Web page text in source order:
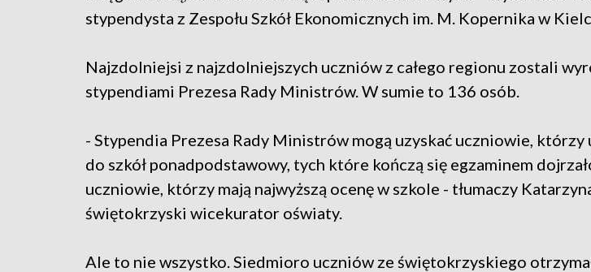
stypendysta z Zespołu Szkół Ekonomicznych im. M. Kopernika w
Najzdolniejsi z najzdolniejszych uczniów z całego regionu zostali
stypendiami Prezesa Rady Ministrów. W sumie to 136 osób.
- Stypendia Prezesa Rady Ministrów mogą uzyskać uczniowie, którzy
do szkół ponadpodstawowy, tych które kończą się egzaminem
uczniowie, którzy mają najwyższą ocenę w szkole - tłumaczy
świętokrzyski wicekurator oświaty.
Ale to nie wszystko. Siedmioro uczniów ze świętokrzyskiego